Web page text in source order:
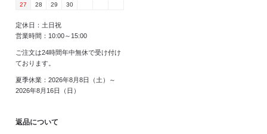
27
28 29 30
定休日：土日祝
営業時間：10:00～15:00
ご注文は24時間年中無休で受け付け
ております。
夏季休業：2026年8月8日（土）～
2026年8月16日（日）
返品について